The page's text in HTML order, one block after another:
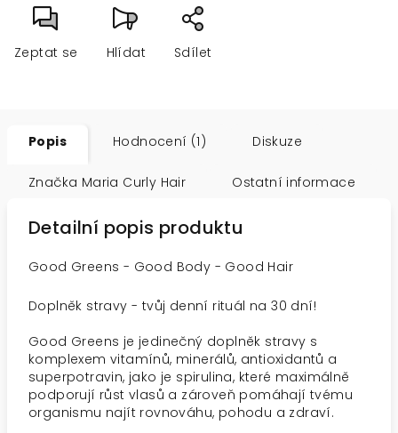
Zeptat se Hlídat Sdílet
Popis Hodnocení (1) Diskuze
Značka Maria Curly Hair Ostatní informace
Detailní popis produktu
Good Greens - Good Body - Good Hair
Doplněk stravy - tvůj denní rituál na 30 dní!
Good Greens je jedinečný doplněk stravy s
komplexem vitamínů, minerálů, antioxidantů a
superpotravin, jako je spirulina, které maximálně
podporují růst vlasů a zároveň pomáhají tvému
organismu najít rovnováhu, pohodu a zdraví.